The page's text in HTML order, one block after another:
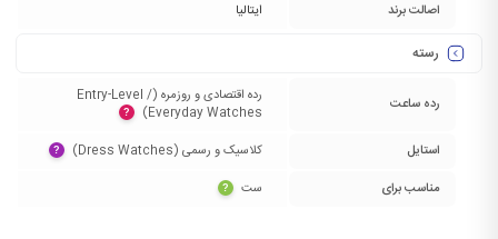
اصالت برند
ایتالیا
رسته
رده ساعت
رده اقتصادی و روزمره (Entry-Level /
Everyday Watches)‏
?
استایل کلاسیک و رسمی (Dress Watches)‏ ?
مناسب برای ست‏ ?